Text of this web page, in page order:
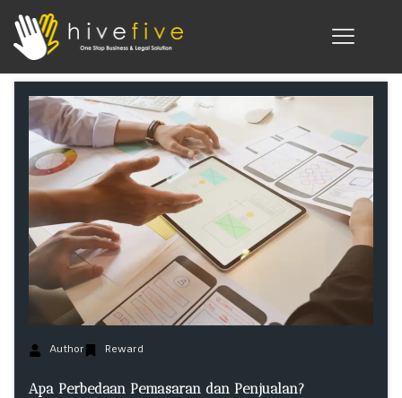
Author Reward
Apa Perbedaan Pemasaran dan Penjualan?